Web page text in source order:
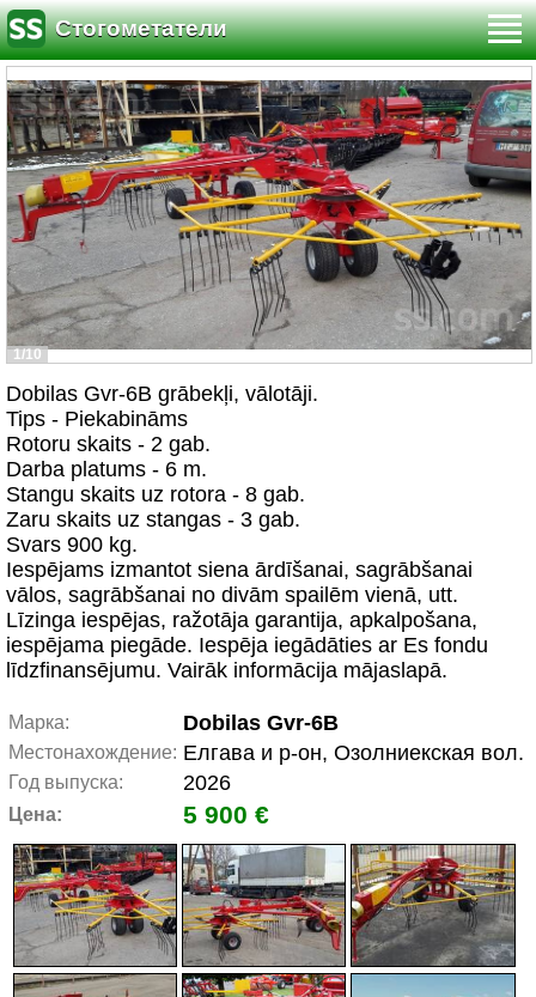
Стогометатели
1/10
Dobilas Gvr-6B grābekļi, vālotāji.
Tips - Piekabināms
Rotoru skaits - 2 gab.
Darba platums - 6 m.
Stangu skaits uz rotora - 8 gab.
Zaru skaits uz stangas - 3 gab.
Svars 900 kg.
Iespējams izmantot siena ārdīšanai, sagrābšanai
vālos, sagrābšanai no divām spailēm vienā, utt.
Līzinga iespējas, ražotāja garantija, apkalpošana,
iespējama piegāde. Iespēja iegādāties ar Es fondu
līdzfinansējumu. Vairāk informācija mājaslapā.
Марка: Dobilas Gvr-6B
Местонахождение: Елгава и р-он, Озолниекская вол.
Год выпуска: 2026
Цена: 5 900 €